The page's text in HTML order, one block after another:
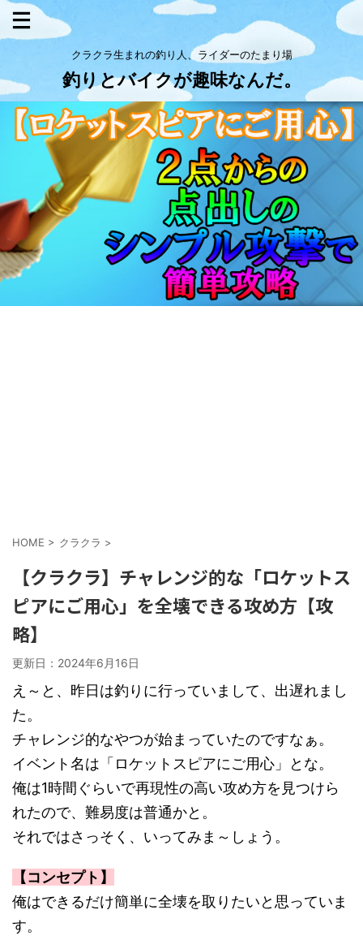
クラクラ生まれの釣り人、ライダーのたまり場
釣りとバイクが趣味なんだ。
HOME > クラクラ >
【クラクラ】チャレンジ的な「ロケットス
ピアにご用心」を全壊できる攻め方【攻
略】
更新日： 2024年6月16日
え～と、昨日は釣りに行っていまして、出遅れまし
た。
チャレンジ的なやつが始まっていたのですなぁ。
イベント名は「ロケットスピアにご用心」とな。
俺は1時間ぐらいで再現性の高い攻め方を見つけら
れたので、難易度は普通かと。
それではさっそく、いってみま～しょう。
【コンセプト】
俺はできるだけ簡単に全壊を取りたいと思っていま
す。